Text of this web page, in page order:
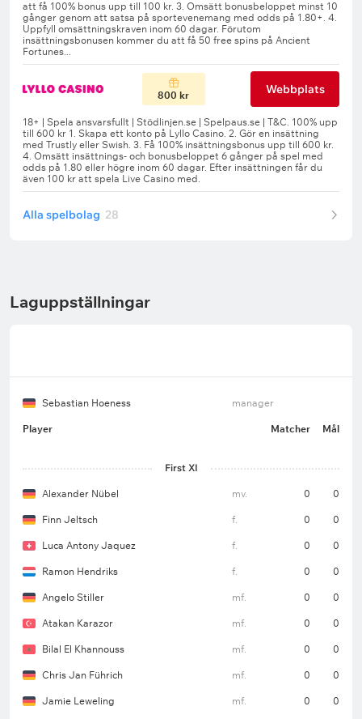
800 kr Webbplats
Alla spelbolag 28
Laguppställningar
Sebastian Hoeness manager
Player Matcher Mål
First XI
Alexander Nübel mv. 0 0
Finn Jeltsch f. 0 0
Luca Antony Jaquez f. 0 0
Ramon Hendriks f. 0 0
Angelo Stiller mf. 0 0
Atakan Karazor mf. 0 0
Bilal El Khannouss mf. 0 0
Chris Jan Führich mf. 0 0
Jamie Leweling mf. 0 0